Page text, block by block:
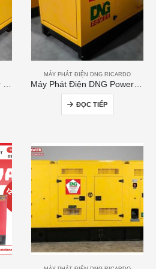
MÁY PHÁT ĐIỆN DNG RICARDO
ĐỌC TIẾP